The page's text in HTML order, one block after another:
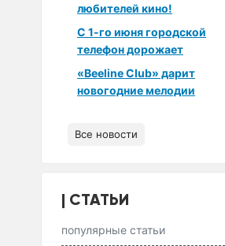
любителей кино!
С 1-го июня городской
телефон дорожает
«Beeline Club» дарит
новогодние мелодии
Все новости
СТАТЬИ
популярные статьи